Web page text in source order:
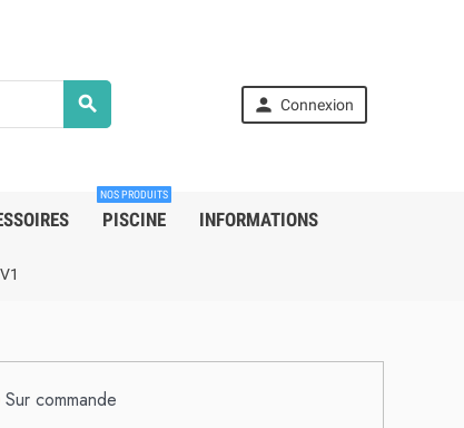
  Connexion
PISCINE
NOS PRODUITS
INFORMATIONS
Sur commande